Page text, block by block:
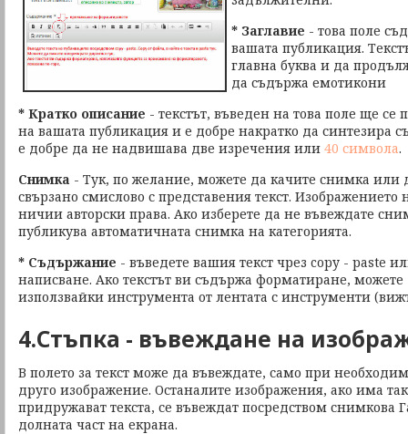
* Заглавие - това поле
вашата публикация.
главна буква и да
да съдържа емотикони
* Кратко описание - текстът, въведен на това поле ще се
на вашата публикация и е добре накратко да синтезира
е добре да не надвишава две изречения или 40 символа.
Снимка - Тук, по желание, можете да качите снимка или
свързано смислово с представения текст. Изображението
ничии авторски права. Ако изберете да не въвеждате
публикува автоматичната снимка на категорията.
* Съдържание - въведете вашия текст чрез copy - paste
написване. Ако текстът ви съдържа форматиране, можете
използвайки инструмента от лентата с инструменти
4.Стъпка - въвеждане на
В полето за текст може да въвеждате, само при
друго изображение. Останалите изображения, ако има
придружават текста, се въвеждат посредством снимкова
долната част на екрана.